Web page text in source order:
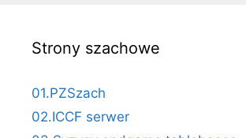
Strony szachowe
01.PZSzach
02.ICCF serwer